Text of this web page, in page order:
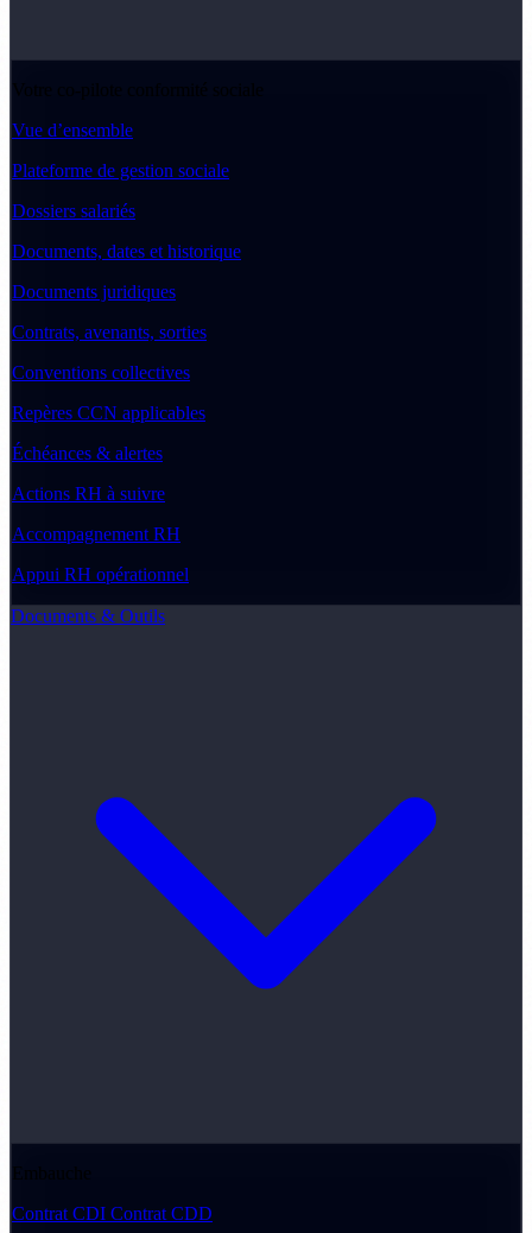
Votre co-pilote conformité sociale
Vue d’ensemble
Plateforme de gestion sociale
Dossiers salariés
Documents, dates et historique
Documents juridiques
Contrats, avenants, sorties
Conventions collectives
Repères CCN applicables
Échéances & alertes
Actions RH à suivre
Accompagnement RH
Appui RH opérationnel
Documents & Outils
Embauche
Contrat CDI Contrat CDD